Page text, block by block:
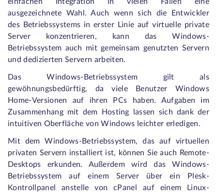
ausgezeichnete Wahl. Auch wenn sich die Entwickler
des Betriebssystems in erster Linie auf virtuelle private
Server konzentrieren, kann das Windows-
Betriebssystem auch mit gemeinsam genutzten Servern
und dedizierten Servern arbeiten.
Das Windows-Betriebssystem gilt als
gewöhnungsbedürftig, da viele Benutzer Windows
Home-Versionen auf ihren PCs haben. Aufgaben im
Zusammenhang mit dem Hosting lassen sich dank der
intuitiven Oberfläche von Windows leichter erledigen.
Mit dem Windows-Betriebssystem, das auf virtuellen
privaten Servern installiert ist, können Sie auch Remote-
Desktops erkunden. Außerdem wird das Windows-
Betriebssystem auf einem Server über ein Plesk-
Kontrollpanel anstelle von cPanel auf einem Linux-